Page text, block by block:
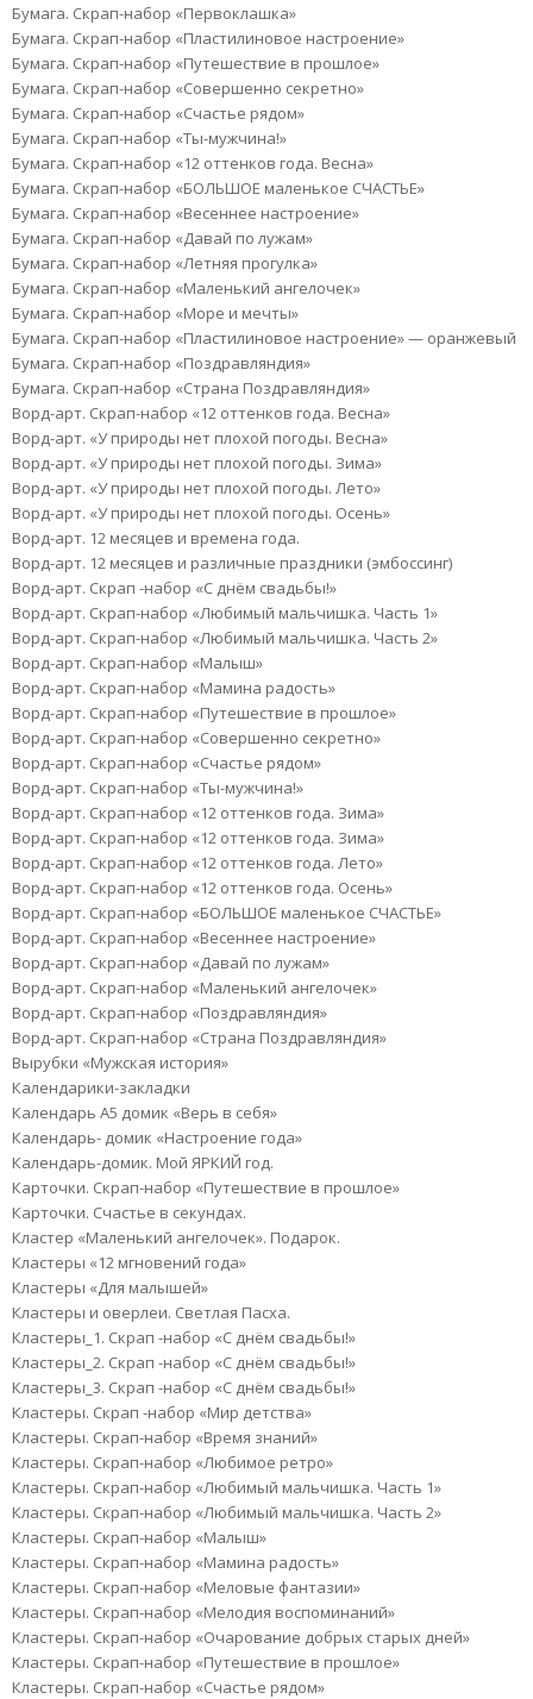
Бумага. Скрап-набор «Первоклашка»
Бумага. Скрап-набор «Пластилиновое настроение»
Бумага. Скрап-набор «Путешествие в прошлое»
Бумага. Скрап-набор «Совершенно секретно»
Бумага. Скрап-набор «Счастье рядом»
Бумага. Скрап-набор «Ты-мужчина!»
Бумага. Скрап-набор «12 оттенков года. Весна»
Бумага. Скрап-набор «БОЛЬШОЕ маленькое СЧАСТЬЕ»
Бумага. Скрап-набор «Весеннее настроение»
Бумага. Скрап-набор «Давай по лужам»
Бумага. Скрап-набор «Летняя прогулка»
Бумага. Скрап-набор «Маленький ангелочек»
Бумага. Скрап-набор «Море и мечты»
Бумага. Скрап-набор «Пластилиновое настроение» — оранжевый
Бумага. Скрап-набор «Поздравляндия»
Бумага. Скрап-набор «Страна Поздравляндия»
Ворд-арт. Скрап-набор «12 оттенков года. Весна»
Ворд-арт. «У природы нет плохой погоды. Весна»
Ворд-арт. «У природы нет плохой погоды. Зима»
Ворд-арт. «У природы нет плохой погоды. Лето»
Ворд-арт. «У природы нет плохой погоды. Осень»
Ворд-арт. 12 месяцев и времена года.
Ворд-арт. 12 месяцев и различные праздники (эмбоссинг)
Ворд-арт. Скрап -набор «С днём свадьбы!»
Ворд-арт. Скрап-набор «Любимый мальчишка. Часть 1»
Ворд-арт. Скрап-набор «Любимый мальчишка. Часть 2»
Ворд-арт. Скрап-набор «Малыш»
Ворд-арт. Скрап-набор «Мамина радость»
Ворд-арт. Скрап-набор «Путешествие в прошлое»
Ворд-арт. Скрап-набор «Совершенно секретно»
Ворд-арт. Скрап-набор «Счастье рядом»
Ворд-арт. Скрап-набор «Ты-мужчина!»
Ворд-арт. Скрап-набор «12 оттенков года. Зима»
Ворд-арт. Скрап-набор «12 оттенков года. Зима»
Ворд-арт. Скрап-набор «12 оттенков года. Лето»
Ворд-арт. Скрап-набор «12 оттенков года. Осень»
Ворд-арт. Скрап-набор «БОЛЬШОЕ маленькое СЧАСТЬЕ»
Ворд-арт. Скрап-набор «Весеннее настроение»
Ворд-арт. Скрап-набор «Давай по лужам»
Ворд-арт. Скрап-набор «Маленький ангелочек»
Ворд-арт. Скрап-набор «Поздравляндия»
Ворд-арт. Скрап-набор «Страна Поздравляндия»
Вырубки «Мужская история»
Календарики-закладки
Календарь А5 домик «Верь в себя»
Календарь- домик «Настроение года»
Календарь-домик. Мой ЯРКИЙ год.
Карточки. Скрап-набор «Путешествие в прошлое»
Карточки. Счастье в секундах.
Кластер «Маленький ангелочек». Подарок.
Кластеры «12 мгновений года»
Кластеры «Для малышей»
Кластеры и оверлеи. Светлая Пасха.
Кластеры_1. Скрап -набор «С днём свадьбы!»
Кластеры_2. Скрап -набор «С днём свадьбы!»
Кластеры_3. Скрап -набор «С днём свадьбы!»
Кластеры. Скрап -набор «Мир детства»
Кластеры. Скрап-набор «Время знаний»
Кластеры. Скрап-набор «Любимое ретро»
Кластеры. Скрап-набор «Любимый мальчишка. Часть 1»
Кластеры. Скрап-набор «Любимый мальчишка. Часть 2»
Кластеры. Скрап-набор «Малыш»
Кластеры. Скрап-набор «Мамина радость»
Кластеры. Скрап-набор «Меловые фантазии»
Кластеры. Скрап-набор «Мелодия воспоминаний»
Кластеры. Скрап-набор «Очарование добрых старых дней»
Кластеры. Скрап-набор «Путешествие в прошлое»
Кластеры. Скрап-набор «Счастье рядом»